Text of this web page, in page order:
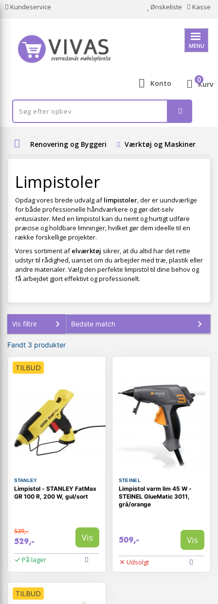
Kundeservice Ønskeliste Kasse
MENU
Konto Kurv
0
Renovering og Byggeri Værktøj og Maskiner
Limpistoler
Opdag vores brede udvalg aflimpistoler, der er uundværlige
for både professionelle håndværkere og gør-det-selv
entusiaster. Med en limpistol kan du nemt og hurtigt udføre
præcise og holdbare limninger, hvilket gør dem ideelle til en
række forskellige projekter.
Vores sortiment afelværktøj sikrer, at du altid har det rette
udstyr til rådighed, uanset om du arbejder med træ, plastik eller
andre materialer. Vælg den perfekte limpistol til dine behov og
få arbejdet gjort effektivt og professionelt.
Vis filtre
Fandt 3 produkter
TILBUD
STANLEY
Limpistol - STANLEY FatMax
GR 100 R, 200 W, gul/sort
539,-
529,- Vis
På lager
STEINEL
Limpistol varm lim 45 W -
STEINEL GlueMatic 3011,
grå/orange
509,- Vis
Udsolgt
TILBUD